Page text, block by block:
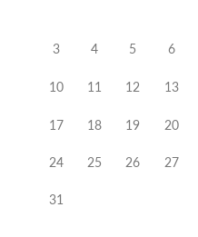
3 4 5 6
10 11 12 13
17 18 19 20
24 25 26 27
31